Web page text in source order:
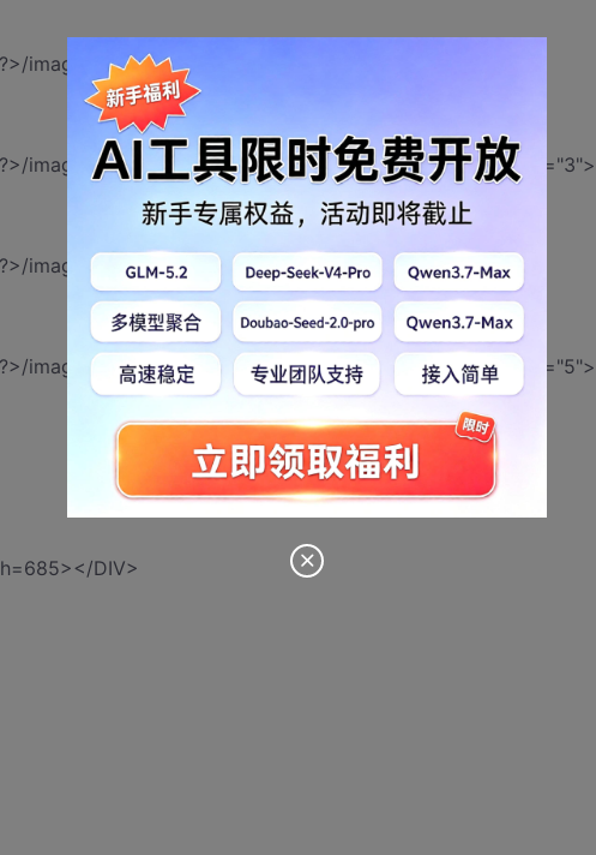
images/02.jpg" text="美景如画的海景|天蓝海蓝" pic="2">
images/03.jpg" text="郁郁葱葱的生命|生生不息的生命" pic="3">
images/04.jpg" text="孤独的一棵老树|等谁呢？" pic="4">
images/05.jpg" text="明媚的向日葵花|生生不息的生命" pic="5">
DIV>